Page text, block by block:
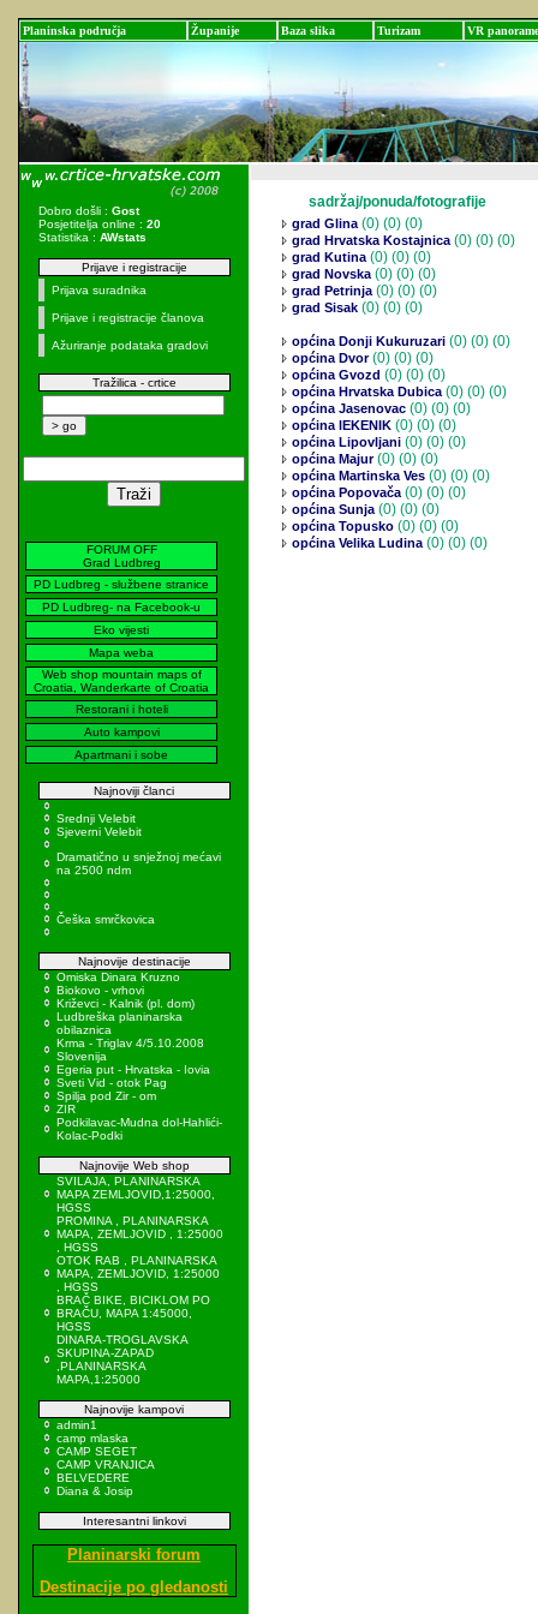
Planinska područja Županije Baza slika Turizam VR panorame
Dobro došli : Gost
Posjetitelja online : 20
Statistika : AWstats
Prijave i registracije
Prijava suradnika
Prijave i registracije članova
Ažuriranje podataka gradovi
Tražilica - crtice
FORUM OFF
Grad Ludbreg
PD Ludbreg - službene stranice
PD Ludbreg- na Facebook-u
Eko vijesti
Mapa weba
Web shop mountain maps of
Croatia, Wanderkarte of Croatia
Restorani i hoteli
Auto kampovi
Apartmani i sobe
Najnoviji članci
Srednji Velebit
Sjeverni Velebit
Dramatično u snježnoj mećavi
na 2500 ndm
Češka smrčkovica
Najnovije destinacije
Omiska Dinara Kruzno
Biokovo - vrhovi
Križevci - Kalnik (pl. dom)
Ludbreška planinarska
obilaznica
Krma - Triglav 4/5.10.2008
Slovenija
Egeria put - Hrvatska - Iovia
Sveti Vid - otok Pag
Spilja pod Zir - om
ZIR
Podkilavac-Mudna dol-Hahlići-
Kolac-Podki
Najnovije Web shop
SVILAJA, PLANINARSKA
MAPA ZEMLJOVID,1:25000,
HGSS
PROMINA , PLANINARSKA
MAPA, ZEMLJOVID , 1:25000
, HGSS
OTOK RAB , PLANINARSKA
MAPA, ZEMLJOVID, 1:25000
, HGSS
BRAČ BIKE, BICIKLOM PO
BRAČU, MAPA 1:45000,
HGSS
DINARA-TROGLAVSKA
SKUPINA-ZAPAD
,PLANINARSKA
MAPA,1:25000
Najnovije kampovi
admin1
camp mlaska
CAMP SEGET
CAMP VRANJICA
BELVEDERE
Diana & Josip
Interesantni linkovi
Planinarski forum
Destinacije po gledanosti
sadržaj/ponuda/fotografije
grad Glina(0) (0) (0)
grad Hrvatska Kostajnica(0) (0) (0)
grad Kutina(0) (0) (0)
grad Novska(0) (0) (0)
grad Petrinja(0) (0) (0)
grad Sisak (0) (0) (0)
općina Donji Kukuruzari (0) (0) (0)
općina Dvor(0) (0) (0)
općina Gvozd (0) (0) (0)
općina Hrvatska Dubica(0) (0) (0)
općina Jasenovac (0) (0) (0)
općina lEKENIK (0) (0) (0)
općina Lipovljani (0) (0) (0)
općina Majur(0) (0) (0)
općina Martinska Ves (0) (0) (0)
općina Popovača(0) (0) (0)
općina Sunja(0) (0) (0)
općina Topusko (0) (0) (0)
općina Velika Ludina(0) (0) (0)